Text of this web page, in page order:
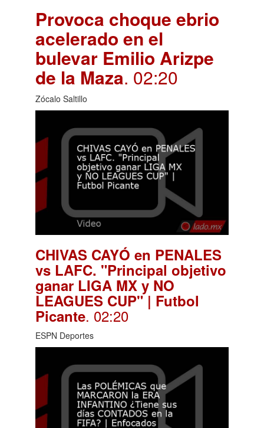
Provoca choque ebrio
acelerado en el
bulevar Emilio Arizpe
de la Maza. 02:20
Zócalo Saltillo
CHIVAS CAYÓ en PENALES
vs LAFC. "Principal objetivo
ganar LIGA MX y NO
LEAGUES CUP" | Futbol
Picante. 02:20
ESPN Deportes